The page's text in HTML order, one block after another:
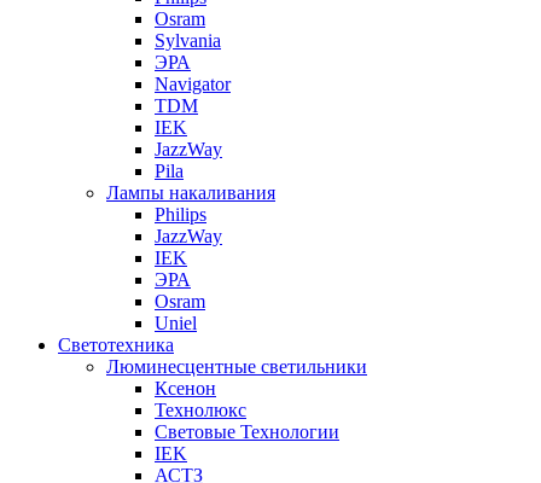
Osram
Sylvania
ЭРА
Navigator
TDM
IEK
JazzWay
Pila
Лампы накаливания
Philips
JazzWay
IEK
ЭРА
Osram
Uniel
Светотехника
Люминесцентные светильники
Ксенон
Технолюкс
Световые Технологии
IEK
АСТЗ